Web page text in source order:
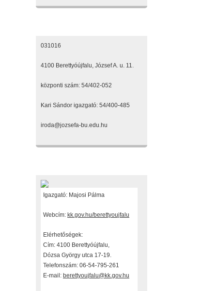
031016
4100 Berettyóújfalu, József A. u. 11.
központi szám: 54/402-052
Kari Sándor igazgató: 54/400-485
iroda@jozsefa-bu.edu.hu
Igazgató: Majosi Pálma
Webcím: kk.gov.hu/berettyoujfalu
Elérhetőségek:
Cím: 4100 Berettyóújfalu,
Dózsa György utca 17-19.
Telefonszám: 06-54-795-261
E-mail: berettyoujfalu@kk.gov.hu